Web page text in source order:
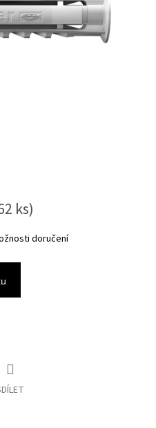
ks)
doručení